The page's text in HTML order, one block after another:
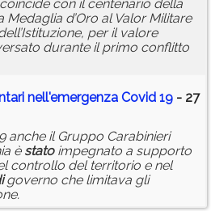
con il centenario della
d’Oro al Valor Militare
per il valore
durante il primo conflitto
nell'emergenza Covid 19 - 27
anche il Gruppo Carabinieri
è statoimpegnato a supporto
controllo del territorio e nel
governo che limitava gli